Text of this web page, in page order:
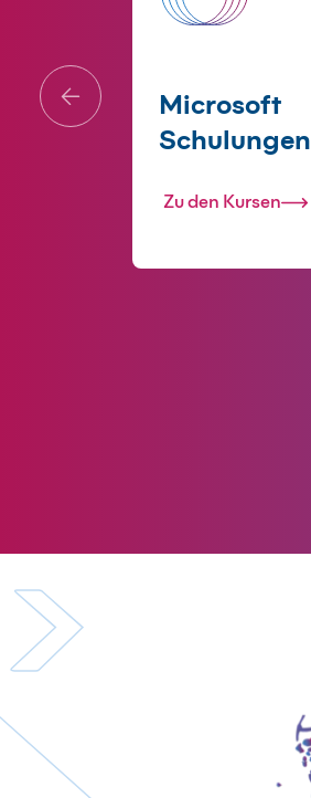
Microsoft
Schulungen
Zu den Kursen